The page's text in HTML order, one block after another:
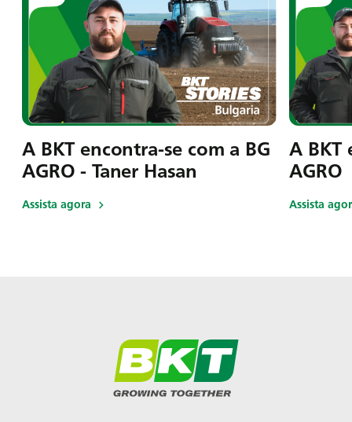
A BKT encontra-se com a BG
AGRO - Taner Hasan
Assista agora
A BKT
AGRO
Assista